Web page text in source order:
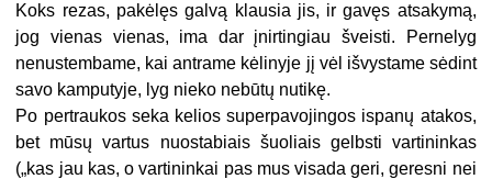
Koks rezas, pakėlęs galvą klausia jis, ir gavęs atsakymą,
jog vienas vienas, ima dar įnirtingiau šveisti. Pernelyg
nenustembame, kai antrame kėlinyje jį vėl išvystame sėdint
savo kamputyje, lyg nieko nebūtų nutikę.
Po pertraukos seka kelios superpavojingos ispanų atakos,
bet mūsų vartus nuostabiais šuoliais gelbsti vartininkas
(„kas jau kas, o vartininkai pas mus visada geri, geresni nei